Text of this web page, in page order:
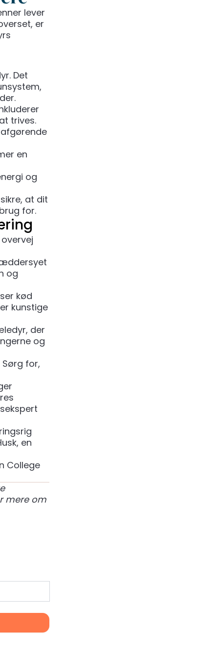
lever
er
Det
trives.
en
og
at dit
for.
og
kød
kunstige
der
og
for,
en
College
mere om